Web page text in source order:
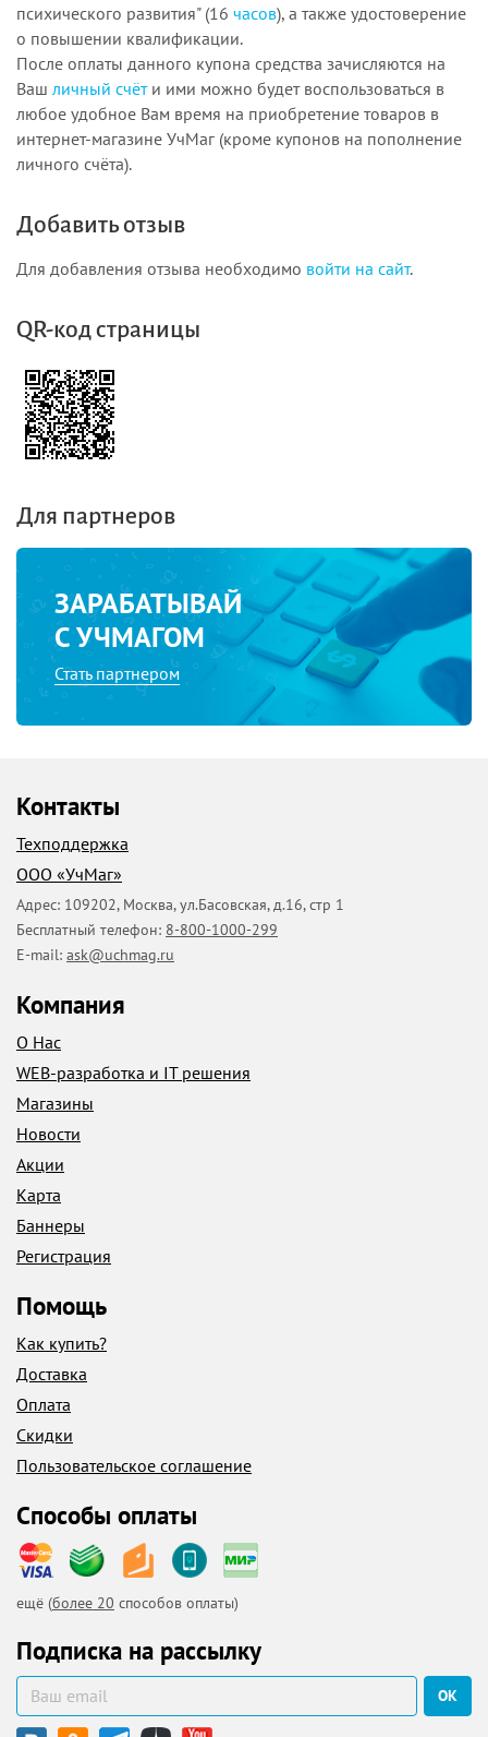
психического развития" (16 часов), а также удостоверение
о повышении квалификации.
После оплаты данного купона средства зачисляются на
Ваш личный счёти ими можно будет воспользоваться в
любое удобное Вам время на приобретение товаров в
интернет-магазине УчМаг (кроме купонов на пополнение
личного счёта).
Добавить отзыв
Для добавления отзыва необходимо войти на сайт.
QR-код страницы
Для партнеров
ЗАРАБАТЫВАЙ
С УЧМАГОМ
Стать партнером
Контакты
Техподдержка
ООО «УчМаг»
Адрес: 109202, Москва,ул.Басовская, д.16, стр 1
Бесплатный телефон: 8-800-1000-299
E-mail: ask@uchmag.ru
Компания
О Нас
WEB-разработка и IT решения
Магазины
Новости
Акции
Карта
Баннеры
Регистрация
Помощь
Как купить?
Доставка
Оплата
Скидки
Пользовательское соглашение
Способы оплаты
ещё (более 20 способов оплаты)
Подписка на рассылку
ОК